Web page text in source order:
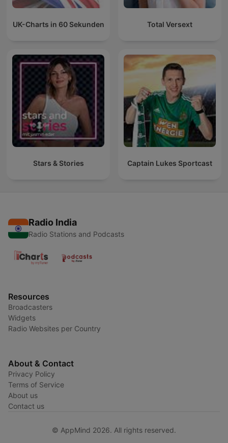
UK-Charts in 60 Sekunden Total Versext
Stars & Stories Captain Lukes Sportcast
Radio India
Radio Stations and Podcasts
Resources
Broadcasters
Widgets
Radio Websites per Country
About & Contact
Privacy Policy
Terms of Service
About us
Contact us
© AppMind 2026. All rights reserved.